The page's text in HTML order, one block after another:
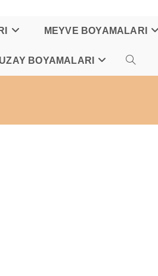
MEYVE BOYAMALARI
UZAY BOYAMALARI TOGGLE